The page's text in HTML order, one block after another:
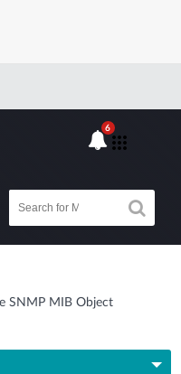
6
SNMP MIB Object